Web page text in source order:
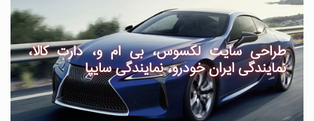
طراحی سایت لکسوس، بی ام و، دارت کالا،
نمایندگی ایران خودرو، نمایندگی سایپا